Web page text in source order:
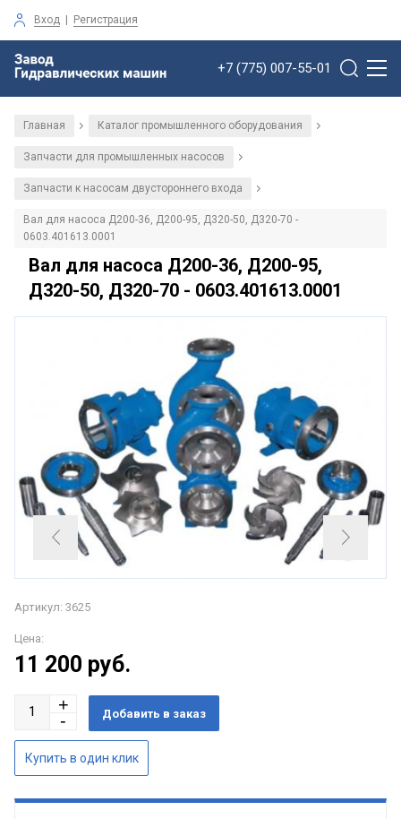
Вход | Регистрация
+7 (775) 007-55-01
Главная / Каталог промышленного оборудования /
Запчасти для промышленных насосов /
Запчасти к насосам двустороннего входа /
Вал для насоса Д200-36, Д200-95, Д320-50, Д320-70 -
0603.401613.0001
Вал для насоса Д200-36, Д200-95,
Д320-50, Д320-70 - 0603.401613.0001
Артикул: 3625
Цена:
11 200 руб.